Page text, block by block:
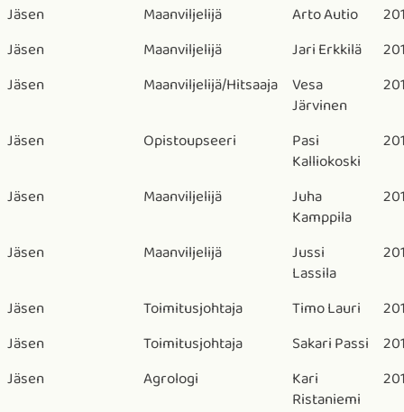
Jäsen Maanviljelijä Arto Autio
Jäsen
Maanviljelijä Jari Erkkilä
Jäsen
Maanviljelijä/Hitsaaja Vesa
Järvinen
Jäsen Opistoupseeri
Pasi
Kalliokoski
Jäsen Maanviljelijä
Juha
Kamppila
Jäsen Maanviljelijä
Jussi
Lassila
Jäsen Toimitusjohtaja Timo Lauri
Jäsen
Toimitusjohtaja Sakari Passi
Jäsen
Agrologi
Kari
Ristaniemi